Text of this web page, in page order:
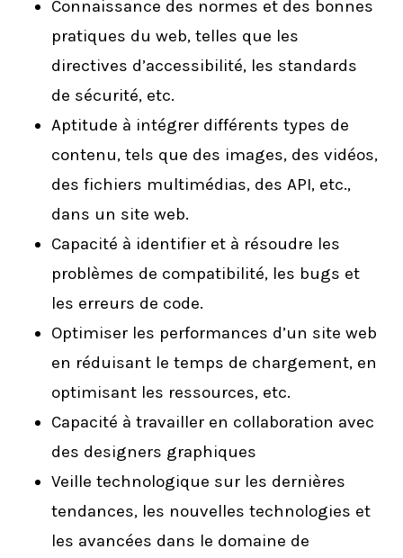
Connaissance des normes et des bonnes
pratiques du web, telles que les
directives d’accessibilité, les standards
de sécurité, etc.
Aptitude à intégrer différents types de
contenu, tels que des images, des vidéos,
des fichiers multimédias, des API, etc.,
dans un site web.
Capacité à identifier et à résoudre les
problèmes de compatibilité, les bugs et
les erreurs de code.
Optimiser les performances d’un site web
en réduisant le temps de chargement, en
optimisant les ressources, etc.
Capacité à travailler en collaboration avec
des designers graphiques
Veille technologique sur les dernières
tendances, les nouvelles technologies et
les avancées dans le domaine de